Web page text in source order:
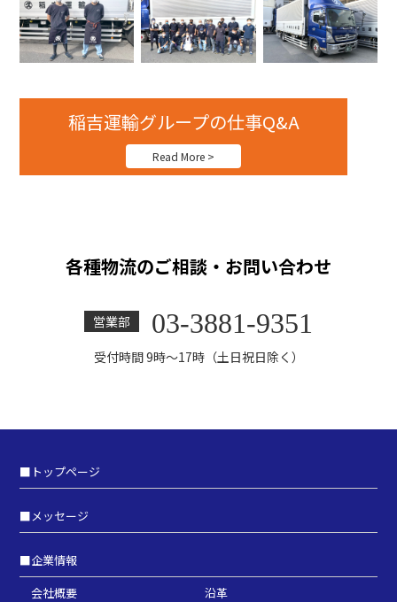
稲吉運輸グループの仕事Q&A
Read More >
各種物流のご相談・お問い合わせ
営業部 03-3881-9351
受付時間 9時～17時（土日祝日除く）
■ トップページ
■メッセージ
■企業情報
会社概要
沿革